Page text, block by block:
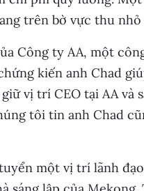
trên bờ vực thu
Công ty AA, một
kiến anh Chad
vị trí CEO tại AA và
tôi tin anh Chad
một vị trí lãnh